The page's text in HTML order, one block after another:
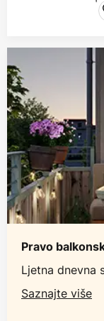
Pravo
Ljetna dnevna
Saznajte više